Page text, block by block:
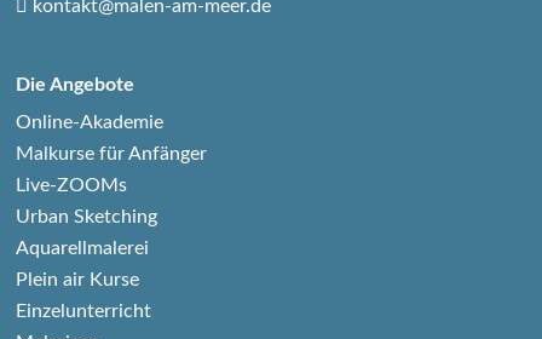
kontakt@malen-am-meer.de
Die Angebote
Online-Akademie
Malkurse für Anfänger
Live-ZOOMs
Urban Sketching
Aquarellmalerei
Plein air Kurse
Einzelunterricht